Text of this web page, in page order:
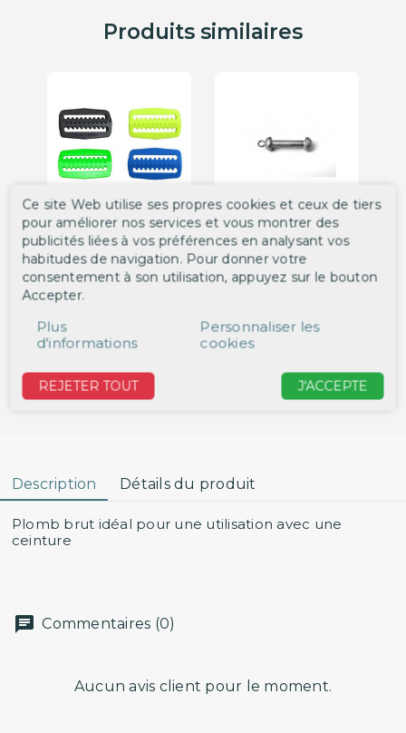
Produits similaires
Bloqueur de Plombs
Plastique
ref. AM10511
0,80 €
Plomb de parachute
300 gr Sublest
ref. SLPA300
6,90 €
DÉTAIL
Description Détails du produit
Plomb brut idéal pour une utilisation avec une
ceinture
Commentaires (0)
Aucun avis client pour le moment.
Ce site Web utilise ses propres cookies et ceux de tiers
pour améliorer nos services et vous montrer des
publicités liées à vos préférences en analysant vos
habitudes de navigation. Pour donner votre
consentement à son utilisation, appuyez sur le bouton
Accepter.
Plus
d'informations
Personnaliser les
cookies
REJETER TOUT J'ACCEPTE